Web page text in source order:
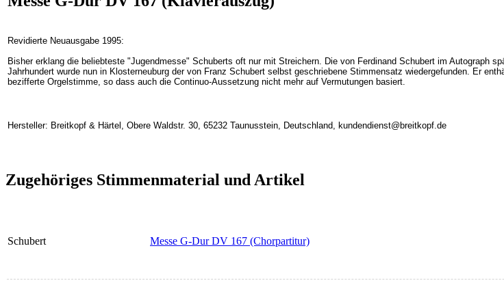
Revidierte Neuausgabe 1995:
Bisher erklang die beliebteste "Jugendmesse" Schuberts oft nur mit Streichern. Die von Ferdinand Schubert im Autograph
Jahrhundert wurde nun in Klosterneuburg der von Franz Schubert selbst geschriebene Stimmensatz wiedergefunden. Er
bezifferte Orgelstimme, so dass auch die Continuo-Aussetzung nicht mehr auf Vermutungen basiert.
Hersteller: Breitkopf & Härtel, Obere Waldstr. 30, 65232 Taunusstein, Deutschland, kundendienst@breitkopf.de
Zugehöriges Stimmenmaterial und Artikel
Schubert Messe G-Dur DV 167 (Chorpartitur)